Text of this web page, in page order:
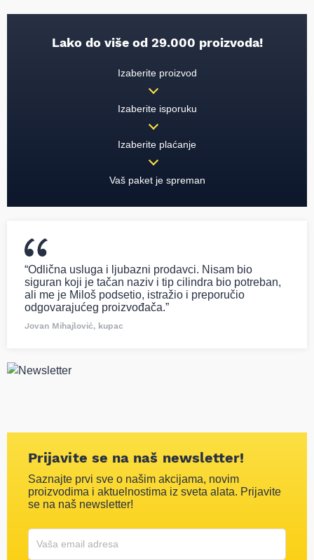
Lako do više od 29.000 proizvoda!
Izaberite proizvod
Izaberite isporuku
Izaberite plaćanje
Vaš paket je spreman
“Odlična usluga i ljubazni prodavci. Nisam bio
siguran koji je tačan naziv i tip cilindra bio potreban,
ali me je Miloš podsetio, istražio i preporučio
odgovarajućeg proizvođača.”
Jovan Mihajlović, kupac
Prijavite se na naš newsletter!
Saznajte prvi sve o našim akcijama, novim
proizvodima i aktuelnostima iz sveta alata. Prijavite
se na naš newsletter!